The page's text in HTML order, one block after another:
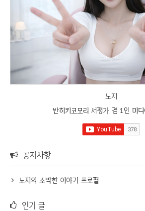
노지
반히키코모리 서평가 겸 1인 미
공지사항
노지의 소박한 이야기 프로필
인기 글